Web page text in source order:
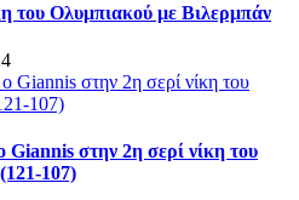
του Ολυμπιακού με Βιλερμπάν
στην 2η σερί νίκη του
107)